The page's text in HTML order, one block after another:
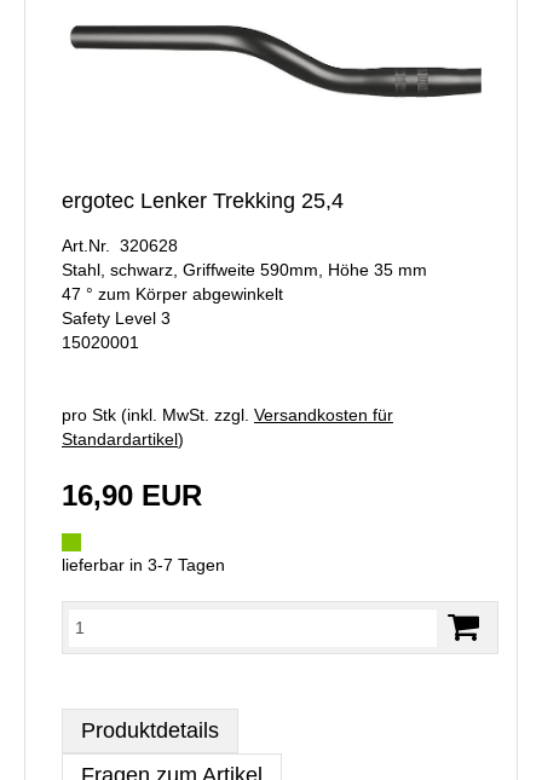
ergotec Lenker Trekking 25,4
Art.Nr. 320628
Stahl, schwarz, Griffweite 590mm, Höhe 35 mm
47 ° zum Körper abgewinkelt
Safety Level 3
15020001
pro Stk (inkl. MwSt. zzgl. Versandkosten für
Standardartikel)
16,90 EUR
lieferbar in 3-7 Tagen
Produktdetails